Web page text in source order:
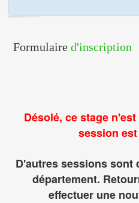
Formulaire d'inscription